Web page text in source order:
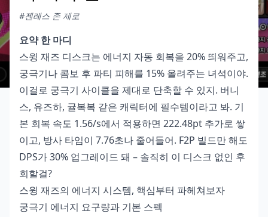
#젠레스 존 제로
요약 한 마디
스윙 재즈 디스크는 에너지 자동 회복을 20% 띄워주고,
궁극기나 콤보 후 파티 피해를 15% 올려주는 녀석이야.
이걸로 궁극기 사이클을 제대로 단축할 수 있지. 버니
스, 유즈하, 귤복복 같은 캐릭터에 필수템이라고 봐. 기
본 회복 속도 1.56/s에서 적용하면 222.48pt 추가로 쌓
이고, 방사 타임이 7.76초나 줄어들어. F2P 빌드만 해도
DPS가 30% 업그레이드 돼 – 솔직히 이 디스크 없인 후
회할걸?
스윙 재즈의 에너지 시스템, 핵심부터 파헤쳐보자
궁극기 에너지 요구량과 기본 스펙